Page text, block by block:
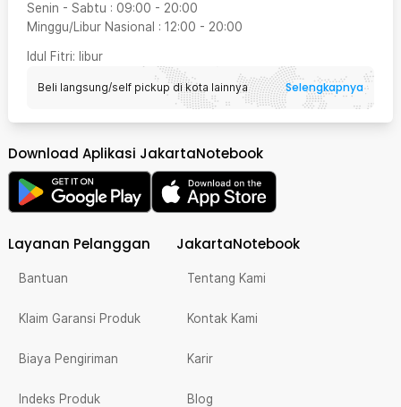
Senin - Sabtu : 09:00 - 20:00
Minggu/Libur Nasional : 12:00 - 20:00
Idul Fitri: libur
Beli langsung/self pickup di kota lainnya Selengkapnya
Download Aplikasi JakartaNotebook
Layanan Pelanggan
Bantuan
Klaim Garansi Produk
Biaya Pengiriman
Indeks Produk
JakartaNotebook
Tentang Kami
Kontak Kami
Karir
Blog